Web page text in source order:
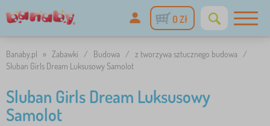
0 Zł
Banaby.pl » Zabawki / Budowa / z tworzywa sztucznego budowa
/
Sluban Girls Dream Luksusowy Samolot
Sluban Girls Dream Luksusowy
Samolot